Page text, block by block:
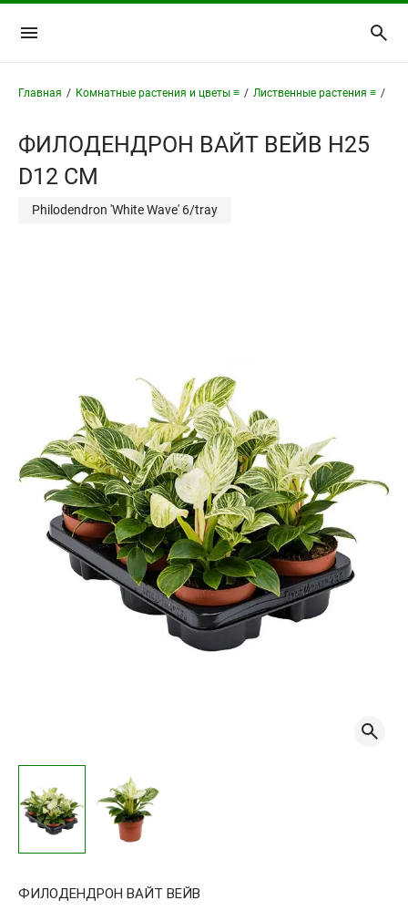
Главная / Комнатные растения и цветы ≡ / Лиственные растения ≡ /
ФИЛОДЕНДРОН ВАЙТ ВЕЙВ H25
D12 СМ
Philodendron 'White Wave' 6/tray
ФИЛОДЕНДРОН ВАЙТ ВЕЙВ